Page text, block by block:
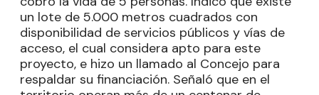
un lote de 5.000 metros cuadrados con
disponibilidad de servicios públicos y vías de
acceso, el cual considera apto para este
proyecto, e hizo un llamado al Concejo para
respaldar su financiación. Señaló que en el